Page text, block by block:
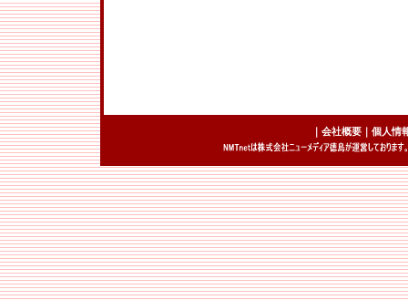
｜ 会社概要｜ 個人情